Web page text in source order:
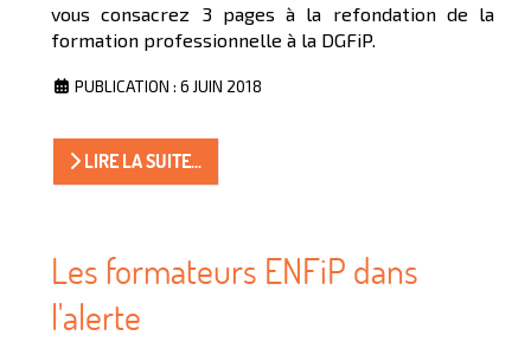
vous consacrez 3 pages à la refondation de la
formation professionnelle à la DGFiP.
PUBLICATION : 6 JUIN 2018
LIRE LA SUITE...
Les formateurs ENFiP dans
l'alerte